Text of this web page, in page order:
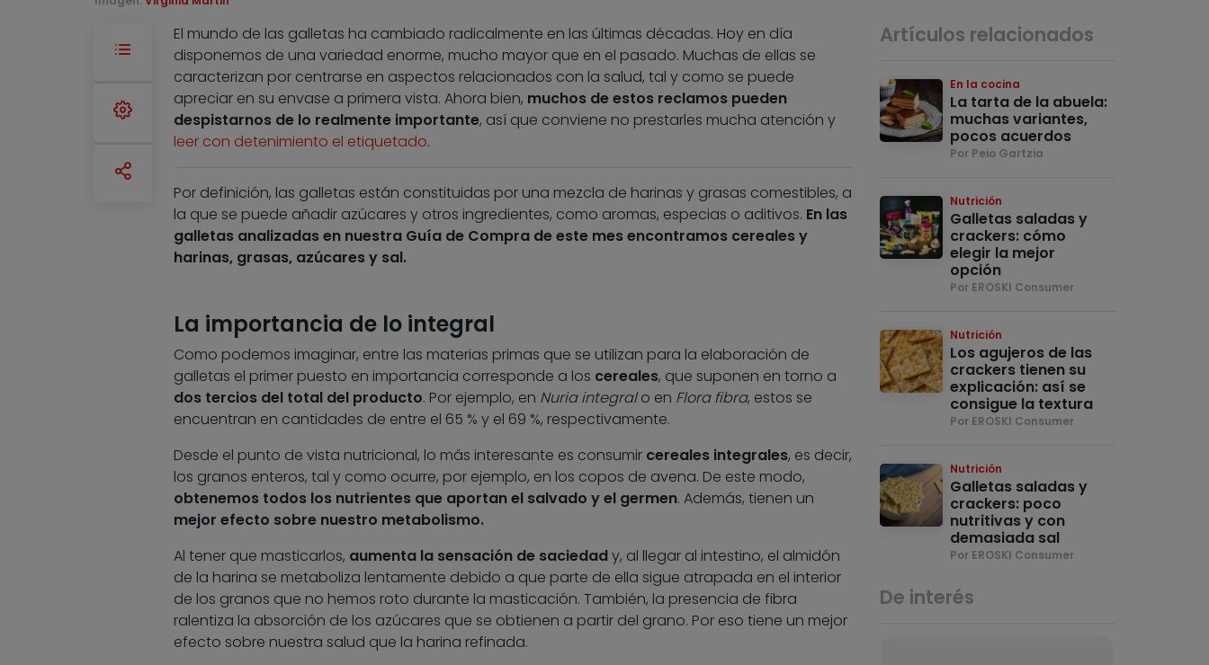
El mundo de las galletas ha cambiado radicalmente en las últimas décadas. Hoy en día
disponemos de una variedad enorme, mucho mayor que en el pasado. Muchas de ellas se
caracterizan por centrarse en aspectos relacionados con la salud, tal y como se puede
apreciar en su envase a primera vista. Ahora bien, muchos de estos reclamos pueden
despistarnos de lo realmente importante, así que conviene no prestarles mucha atención y
leer con detenimiento el etiquetado.
Por definición, las galletas están constituidas por una mezcla de harinas y grasas comestibles, a
la que se puede añadir azúcares y otros ingredientes, como aromas, especias o aditivos. En las
galletas analizadas en nuestra Guía de Compra de este mes encontramos cereales y
harinas, grasas, azúcares y sal.
La importancia de lo integral
Como podemos imaginar, entre las materias primas que se utilizan para la elaboración de
galletas el primer puesto en importancia corresponde a los cereales, que suponen en torno a
dos tercios del total del producto. Por ejemplo, en Nuria integralo en Flora fibra, estos se
encuentran en cantidades de entre el 65 % y el 69 %, respectivamente.
Desde el punto de vista nutricional, lo más interesante es consumir cereales integrales, es decir,
los granos enteros, tal y como ocurre, por ejemplo, en los copos de avena. De este modo,
obtenemos todos los nutrientes que aportan el salvado y el germen. Además, tienen un
mejor efecto sobre nuestro metabolismo.
Al tener que masticarlos, aumenta la sensación de saciedady, al llegar al intestino, el almidón
de la harina se metaboliza lentamente debido a que parte de ella sigue atrapada en el interior
de los granos que no hemos roto durante la masticación. También, la presencia de fibra
ralentiza la absorción de los azúcares que se obtienen a partir del grano. Por eso tiene un mejor
efecto sobre nuestra salud que la harina refinada.
Artículos relacionados
En la cocina
La tarta de la abuela:
muchas variantes,
pocos acuerdos
Por Peio Gartzia
Nutrición
Galletas saladas y
crackers: cómo
elegir la mejor
opción
Por EROSKI Consumer
Nutrición
Los agujeros de las
crackers tienen su
explicación: así se
consigue la textura
Por EROSKI Consumer
Nutrición
Galletas saladas y
crackers: poco
nutritivas y con
demasiada sal
Por EROSKI Consumer
De interés